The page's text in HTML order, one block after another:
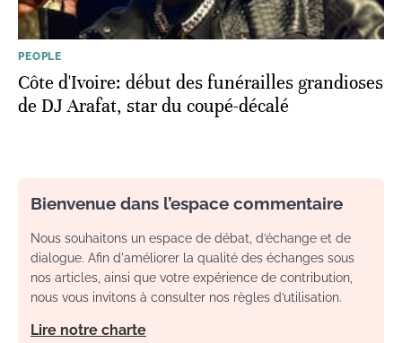
PEOPLE
Côte d'Ivoire: début des funérailles grandioses
de DJ Arafat, star du coupé-décalé
Bienvenue dans l’espace commentaire
Nous souhaitons un espace de débat, d’échange et de
dialogue. Afin d'améliorer la qualité des échanges sous
nos articles, ainsi que votre expérience de contribution,
nous vous invitons à consulter nos règles d’utilisation.
Lire notre charte